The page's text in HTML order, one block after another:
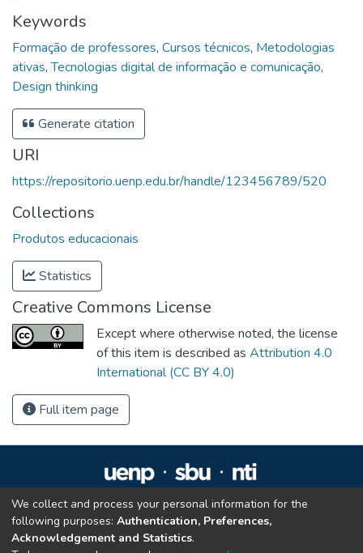
Keywords
Formação de professores, Cursos técnicos, Metodologias
ativas,Tecnologias digital de informação e comunicação,
Design thinking
Generate citation
URI
https://repositorio.uenp.edu.br/handle/123456789/520
Collections
Produtos educacionais
Statistics
Creative Commons License
Except where otherwise noted, the license
of this item is described as Attribution 4.0
International (CC BY 4.0)
Full item page
Repositório Institucional da UENP
repositorio@uenp.edu.br
We collect and process your personal information for the
following purposes: Authentication, Preferences,
Acknowledgement and Statistics.